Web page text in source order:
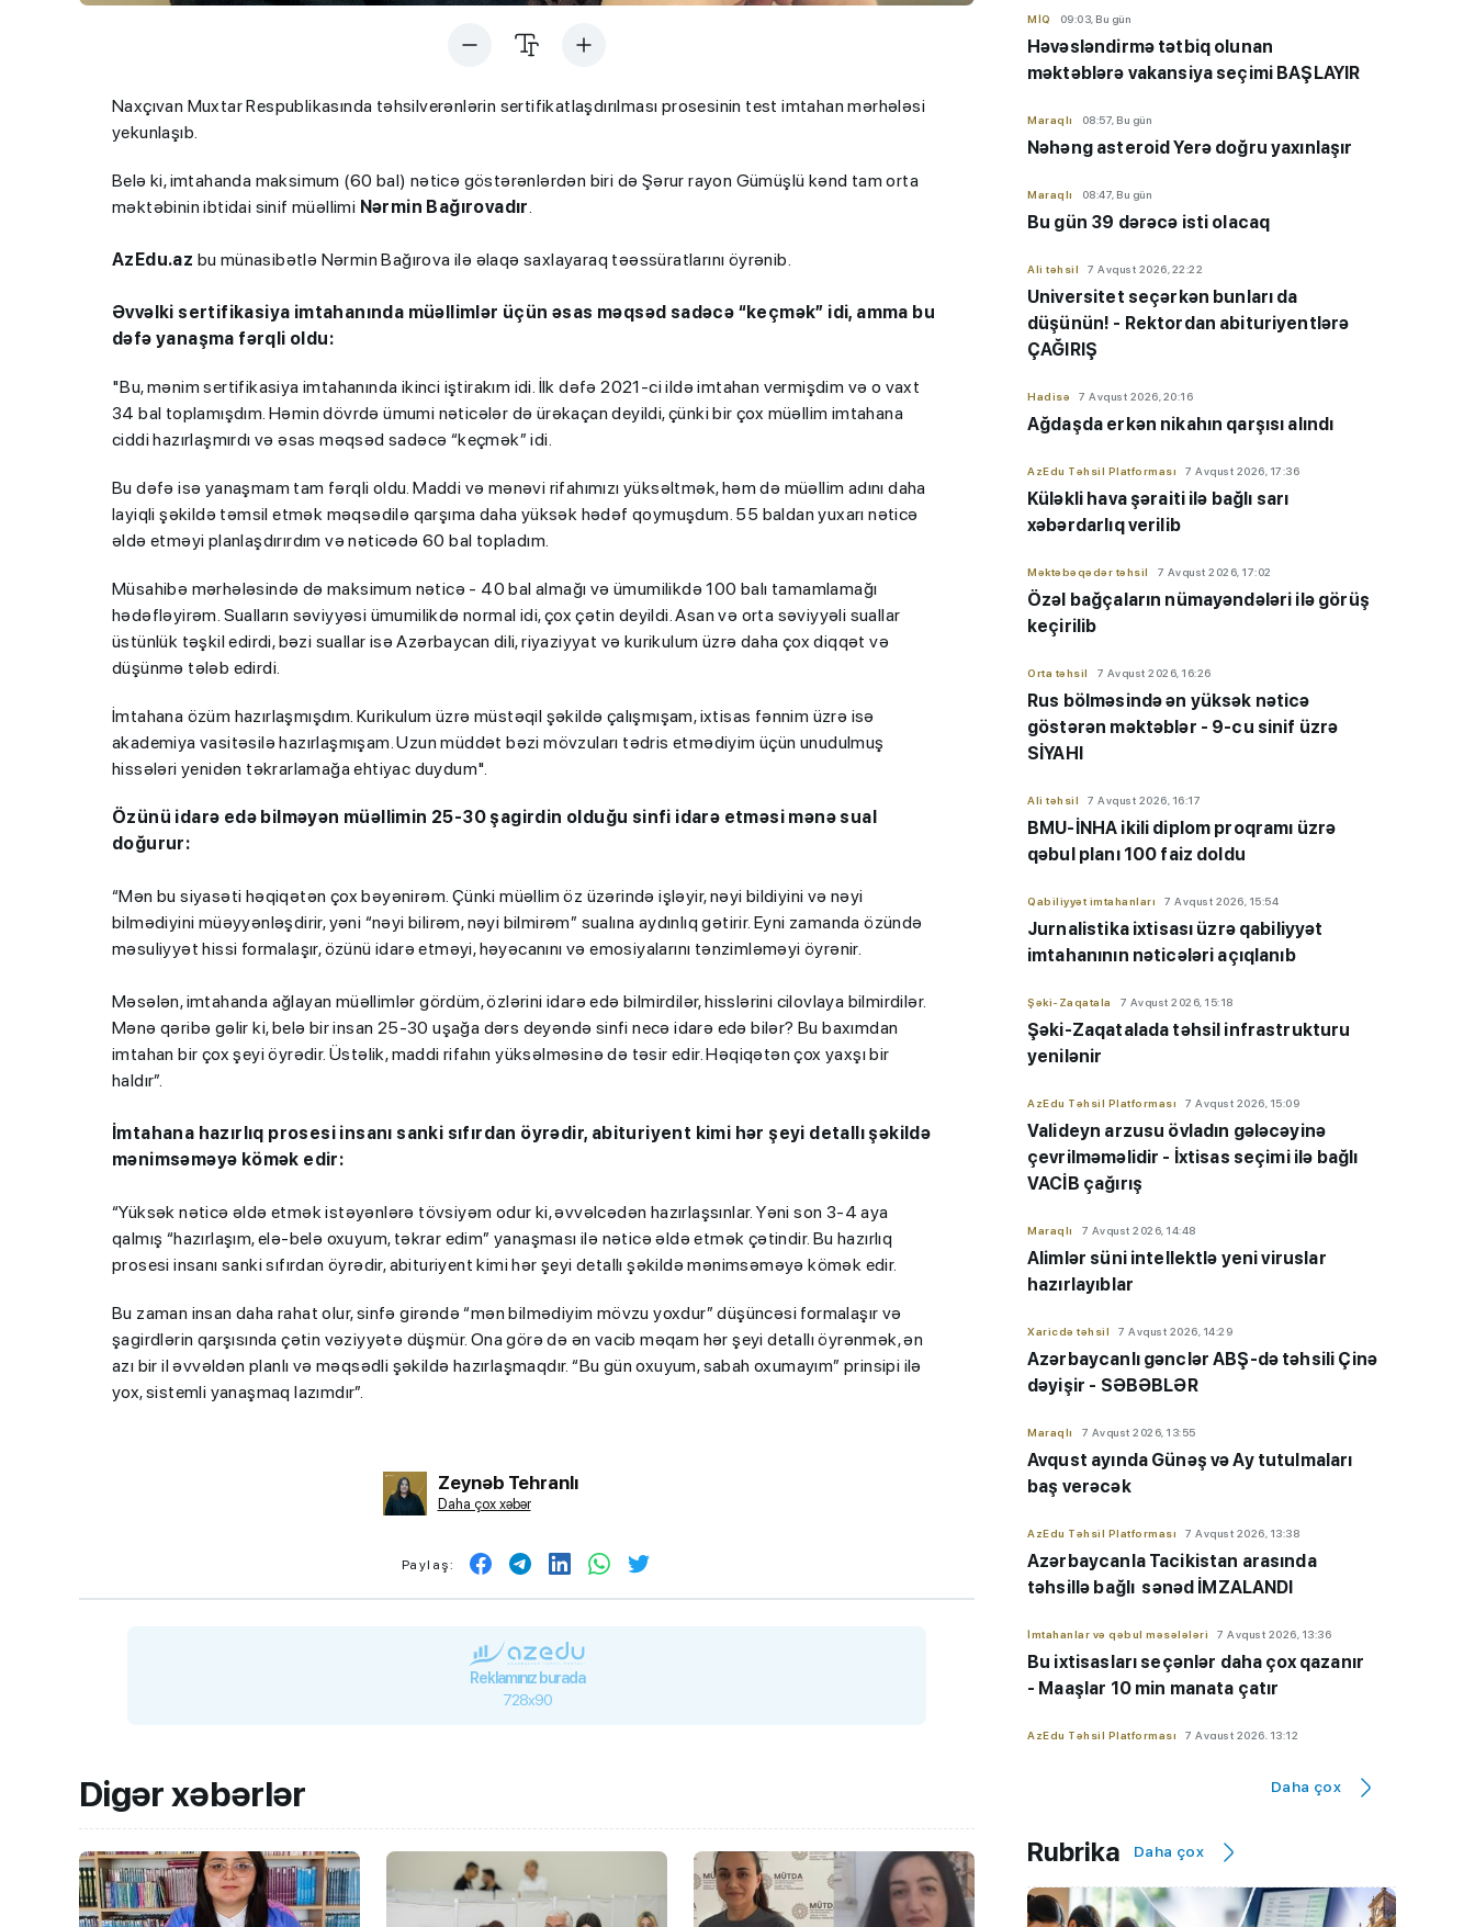
Naxçıvan Muxtar Respublikasında təhsilverənlərin sertifikatlaşdırılması prosesinin test imtahan mərhələsi
yekunlaşıb.
Belə ki, imtahanda maksimum (60 bal) nəticə göstərənlərdən biri də Şərur rayon Gümüşlü kənd tam orta
məktəbinin ibtidai sinif müəllimi Nərmin Bağırovadır
AzEdu.az bu münasibətlə Nərmin Bağırova ilə əlaqə saxlayaraq təəssüratlarını öyrənib.
Əvvəlki sertifikasiya imtahanında müəllimlər üçün əsas məqsəd sadəcə “keçmək” idi, amma bu
dəfə yanaşma fərqli oldu:
"Bu, mənim sertifikasiya imtahanında ikinci iştirakım idi. İlk dəfə 2021-ci ildə imtahan vermişdim və o vaxt
34 bal toplamışdım. Həmin dövrdə ümumi nəticələr də ürəkaçan deyildi, çünki bir çox müəllim imtahana
ciddi hazırlaşmırdı və əsas məqsəd sadəcə “keçmək” idi.
Bu dəfə isə yanaşmam tam fərqli oldu. Maddi və mənəvi rifahımızı yüksəltmək, həm də müəllim adını daha
layiqli şəkildə təmsil etmək məqsədilə qarşıma daha yüksək hədəf qoymuşdum. 55 baldan yuxarı nəticə
əldə etməyi planlaşdırırdım və nəticədə 60 bal topladım.
Müsahibə mərhələsində də maksimum nəticə - 40 bal almağı və ümumilikdə 100 balı tamamlamağı
hədəfləyirəm. Sualların səviyyəsi ümumilikdə normal idi, çox çətin deyildi. Asan və orta səviyyəli suallar
üstünlük təşkil edirdi, bəzi suallar isə Azərbaycan dili, riyaziyyat və kurikulum üzrə daha çox diqqət və
düşünmə tələb edirdi.
İmtahana özüm hazırlaşmışdım. Kurikulum üzrə müstəqil şəkildə çalışmışam, ixtisas fənnim üzrə isə
akademiya vasitəsilə hazırlaşmışam. Uzun müddət bəzi mövzuları tədris etmədiyim üçün unudulmuş
hissələri yenidən təkrarlamağa ehtiyac duydum".
Özünü idarə edə bilməyən müəllimin 25-30 şagirdin olduğu sinfi idarə etməsi mənə sual
doğurur:
“Mən bu siyasəti həqiqətən çox bəyənirəm. Çünki müəllim öz üzərində işləyir, nəyi bildiyini və nəyi
bilmədiyini müəyyənləşdirir, yəni “nəyi bilirəm, nəyi bilmirəm” sualına aydınlıq gətirir. Eyni zamanda özündə
məsuliyyət hissi formalaşır, özünü idarə etməyi, həyəcanını və emosiyalarını tənzimləməyi öyrənir.
Məsələn, imtahanda ağlayan müəllimlər gördüm, özlərini idarə edə bilmirdilər, hisslərini cilovlaya bilmirdilər.
Mənə qəribə gəlir ki, belə bir insan 25-30 uşağa dərs deyəndə sinfi necə idarə edə bilər? Bu baxımdan
imtahan bir çox şeyi öyrədir. Üstəlik, maddi rifahın yüksəlməsinə də təsir edir. Həqiqətən çox yaxşı bir
haldır”.
İmtahana hazırlıq prosesi insanı sanki sıfırdan öyrədir, abituriyent kimi hər şeyi detallı şəkildə
mənimsəməyə kömək edir:
“Yüksək nəticə əldə etmək istəyənlərə tövsiyəm odur ki, əvvəlcədən hazırlaşsınlar. Yəni son 3-4 aya
qalmış “hazırlaşım, elə-belə oxuyum, təkrar edim” yanaşması ilə nəticə əldə etmək çətindir. Bu hazırlıq
prosesi insanı sanki sıfırdan öyrədir, abituriyent kimi hər şeyi detallı şəkildə mənimsəməyə kömək edir.
Bu zaman insan daha rahat olur, sinfə girəndə “mən bilmədiyim mövzu yoxdur” düşüncəsi formalaşır və
şagirdlərin qarşısında çətin vəziyyətə düşmür. Ona görə də ən vacib məqam hər şeyi detallı öyrənmək, ən
azı bir il əvvəldən planlı və məqsədli şəkildə hazırlaşmaqdır. “Bu gün oxuyum, sabah oxumayım” prinsipi ilə
yox, sistemli yanaşmaq lazımdır”.
Zeynəb Tehranlı
Daha çox xəbər
Paylaş:
Reklamınız burada
728x90
Digər xəbərlər
MİQ 09:03, Bu gün
Həvəsləndirmə tətbiq olunan
məktəblərə vakansiya seçimi BAŞLAYIR
Maraqlı 08:57, Bu gün
Nəhəng asteroid Yerə doğru yaxınlaşır
Maraqlı 08:47, Bu gün
Bu gün 39 dərəcə isti olacaq
Ali təhsil 7 Avqust 2026, 22:22
Universitet seçərkən bunları da
düşünün! - Rektordan abituriyentlərə
ÇAĞIRIŞ
Hadisə 7 Avqust 2026, 20:16
Ağdaşda erkən nikahın qarşısı alındı
AzEdu Təhsil Platforması 7 Avqust 2026, 17:36
Küləkli hava şəraiti ilə bağlı sarı
xəbərdarlıq verilib
Məktəbəqədər təhsil 7 Avqust 2026, 17:02
Özəl bağçaların nümayəndələri ilə görüş
keçirilib
Orta təhsil 7 Avqust 2026, 16:26
Rus bölməsində ən yüksək nəticə
göstərən məktəblər - 9-cu sinif üzrə
SİYAHI
Ali təhsil 7 Avqust 2026, 16:17
BMU-İNHA ikili diplom proqramı üzrə
qəbul planı 100 faiz doldu
Qabiliyyət imtahanları 7 Avqust 2026, 15:54
Jurnalistika ixtisası üzrə qabiliyyət
imtahanının nəticələri açıqlanıb
Şəki-Zaqatala 7 Avqust 2026, 15:18
Şəki-Zaqatalada təhsil infrastrukturu
yenilənir
AzEdu Təhsil Platforması 7 Avqust 2026, 15:09
Valideyn arzusu övladın gələcəyinə
çevrilməməlidir - İxtisas seçimi ilə bağlı
VACİB çağırış
Maraqlı 7 Avqust 2026, 14:48
Alimlər süni intellektlə yeni viruslar
hazırlayıblar
Xaricdə təhsil 7 Avqust 2026, 14:29
Azərbaycanlı gənclər ABŞ-də təhsili Çinə
dəyişir - SƏBƏBLƏR
Maraqlı 7 Avqust 2026, 13:55
Avqust ayında Günəş və Ay tutulmaları
baş verəcək
AzEdu Təhsil Platforması 7 Avqust 2026, 13:38
Azərbaycanla Tacikistan arasında
təhsillə bağlı sənəd İMZALANDI
İmtahanlar və qəbul məsələləri 7 Avqust 2026, 13:36
Bu ixtisasları seçənlər daha çox qazanır
- Maaşlar 10 min manata çatır
AzEdu Təhsil Platforması 7 Avqust 2026, 13:12
Sabah 39 dərəcə isti olacaq
İmtahanlar və qəbul məsələləri 7 Avqust 2026, 12:49
Daha çox
Rubrika Daha çox